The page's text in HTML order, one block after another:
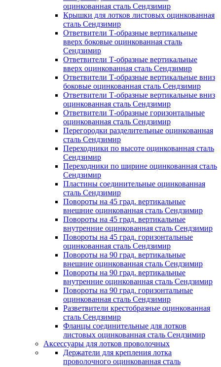
оцинкованная сталь Сендзимир
Крышки для лотков листовых оцинкованная
сталь Сендзимир
Ответвители Т-образные вертикальные
вверх боковые оцинкованная сталь
Сендзимир
Ответвители Т-образные вертикальные
вверх оцинкованная сталь Сендзимир
Ответвители Т-образные вертикальные вниз
боковые оцинкованная сталь Сендзимир
Ответвители Т-образные вертикальные вниз
оцинкованная сталь Сендзимир
Ответвители Т-образные горизонтальные
оцинкованная сталь Сендзимир
Перегородки разделительные оцинкованная
сталь Сендзимир
Переходники по высоте оцинкованная сталь
Сендзимир
Переходники по ширине оцинкованная сталь
Сендзимир
Пластины соединительные оцинкованная
сталь Сендзимир
Повороты на 45 град. вертикальные
внешние оцинкованная сталь Сендзимир
Повороты на 45 град. вертикальные
внутренние оцинкованная сталь Сендзимир
Повороты на 45 град. горизонтальные
оцинкованная сталь Сендзимир
Повороты на 90 град. вертикальные
внешние оцинкованная сталь Сендзимир
Повороты на 90 град. вертикальные
внутренние оцинкованная сталь Сендзимир
Повороты на 90 град. горизонтальные
оцинкованная сталь Сендзимир
Разветвители крестобразные оцинкованная
сталь Сендзимир
Фланцы соединительные для лотков
листовых оцинкованная сталь Сендзимир
Аксессуары для лотков проволочных
Держатели для крепления лотка
проволочного оцинкованная сталь